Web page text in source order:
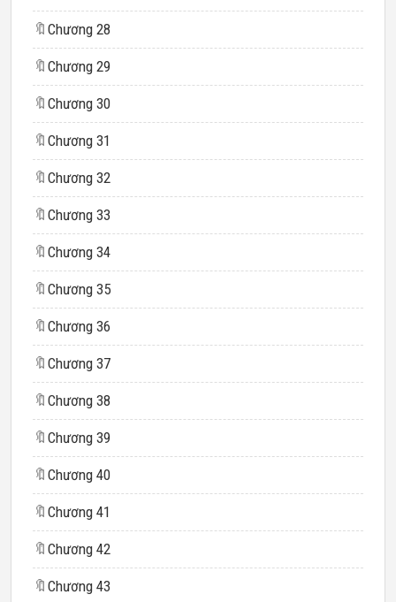
🔖 Chương 28
🔖 Chương 29
🔖 Chương 30
🔖 Chương 31
🔖 Chương 32
🔖 Chương 33
🔖 Chương 34
🔖 Chương 35
🔖 Chương 36
🔖 Chương 37
🔖 Chương 38
🔖 Chương 39
🔖 Chương 40
🔖 Chương 41
🔖 Chương 42
🔖 Chương 43